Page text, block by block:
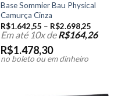
Base Sommier Bau Physical
Camurça Cinza
R$1.642,55 – R$2.698,25
Em até 10x deR$164,26
R$1.478,30
no boleto ou em dinheiro